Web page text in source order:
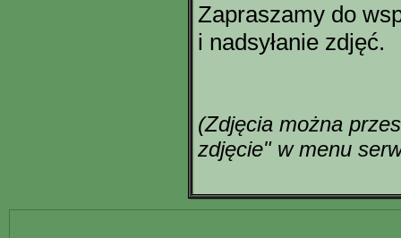
Zapraszamy do
i nadsyłanie zdjęć.
(Zdjęcia można
zdjęcie" w menu